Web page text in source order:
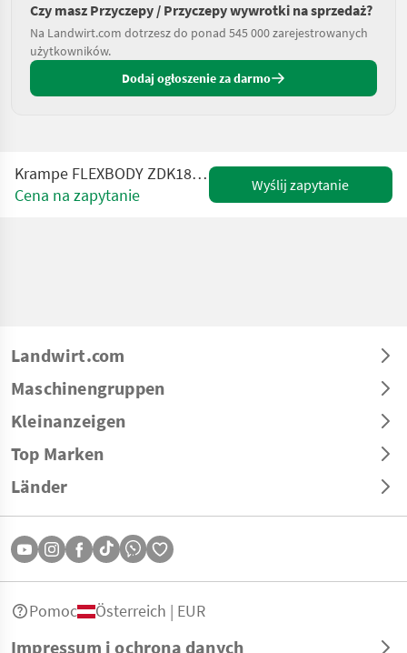
Czy masz Przyczepy / Przyczepy wywrotki na sprzedaż?
Na Landwirt.com dotrzesz do ponad 545 000 zarejestrowanych
użytkowników.
Dodaj ogłoszenie za darmo
Krampe FLEXBODY ZDK18-500 UNUSED 15,000 kg load capacit
Cena na zapytanie
Wyślij zapytanie
Landwirt.com
Maschinengruppen
Kleinanzeigen
Top Marken
Länder
Impressum i ochrona danych
Pomoc Österreich | EUR